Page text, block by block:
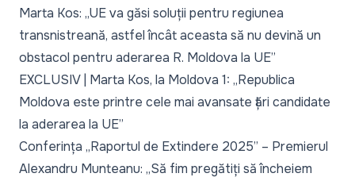
Marta Kos: „UE va găsi soluții pentru regiunea
transnistreană, astfel încât aceasta să nu devină un
obstacol pentru aderarea R. Moldova la UE”
EXCLUSIV | Marta Kos, la Moldova 1: „Republica
Moldova este printre cele mai avansate țări candidate
la aderarea la UE”
Conferința „Raportul de Extindere 2025” – Premierul
Alexandru Munteanu: „Să fim pregătiți să încheiem